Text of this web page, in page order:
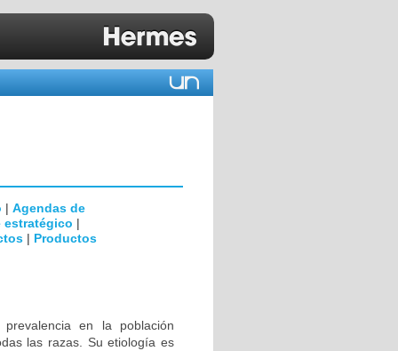
| Agendas de
estratégico |
| Productos
en la población
las razas. Su etiología es